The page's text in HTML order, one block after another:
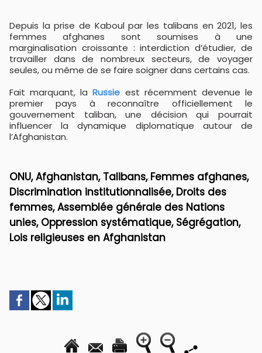
Depuis la prise de Kaboul par les talibans en 2021, les
femmes afghanes sont soumises à une
marginalisation croissante : interdiction d’étudier, de
travailler dans de nombreux secteurs, de voyager
seules, ou même de se faire soigner dans certains cas.
Fait marquant, laRussie est récemment devenue le
premier pays à reconnaître officiellement le
gouvernement taliban, une décision qui pourrait
influencer la dynamique diplomatique autour de
l’Afghanistan.
ONU, Afghanistan, Talibans, Femmes afghanes,
Discrimination institutionnalisée, Droits des
femmes, Assemblée générale des Nations
unies, Oppression systématique, Ségrégation,
Lois religieuses en Afghanistan